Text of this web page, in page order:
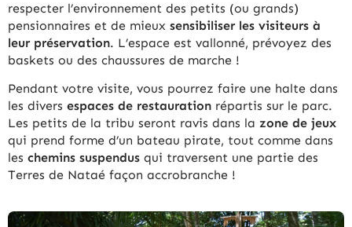
respecter l’environnement des petits (ou grands)
pensionnaires et de mieux sensibiliser les visiteurs à
leur préservation. L’espace est vallonné, prévoyez des
baskets ou des chaussures de marche !
Pendant votre visite, vous pourrez faire une halte dans
les divers espaces de restauration répartis sur le parc.
Les petits de la tribu seront ravis dans la zone de jeux
qui prend forme d’un bateau pirate, tout comme dans
les chemins suspendus qui traversent une partie des
Terres de Nataé façon accrobranche !